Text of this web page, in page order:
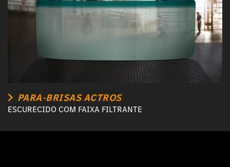
PARA-BRISAS ACTROS
ESCURECIDO COM FAIXA FILTRANTE